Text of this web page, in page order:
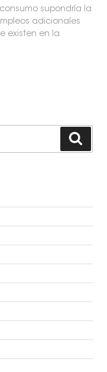
supondría la
adicionales
existen en la